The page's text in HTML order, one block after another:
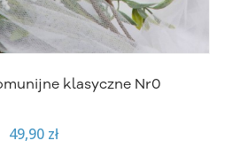
klasyczne Nr0
49,90 zł